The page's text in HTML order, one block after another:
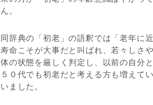
ん。
同辞典の「初老」の語釈では「老年に
寿命こそが大事だと叫ばれ、若々しさ
体の状態を厳しく判定し、以前の自分
５０代でも初老だと考える方も増え
いました。